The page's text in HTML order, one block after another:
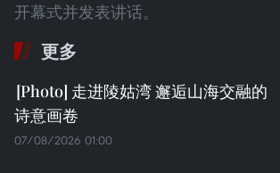
开幕式并发表讲话。
更多
走进陵姑湾 邂逅山海交融的
诗意画卷
07/08/2026 01:00